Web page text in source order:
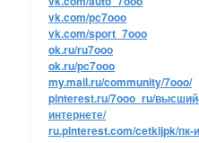
vk.com/pc7ooo
vk.com/sport_7ooo
ok.ru/ru7ooo
ok.ru/pc7ooo
my.mail.ru/community/7ooo/
pinterest.ru/7ooo_ru/
интернете/
ru.pinterest.com/cetkijpk/пк-